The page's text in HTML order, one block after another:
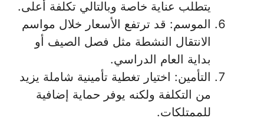
يتطلب عناية خاصة وبالتالي تكلفة أعلى.
الموسم: قد ترتفع الأسعار خلال مواسم
الانتقال النشطة مثل فصل الصيف أو
بداية العام الدراسي.
التأمين: اختيار تغطية تأمينية شاملة يزيد
من التكلفة ولكنه يوفر حماية إضافية
للممتلكات.